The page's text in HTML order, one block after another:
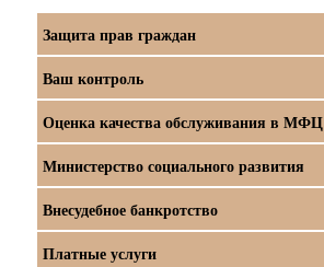
Защита прав граждан
Ваш контроль
Оценка качества обслуживания в МФЦ
Министерство социального развития
Внесудебное банкротство
Платные услуги